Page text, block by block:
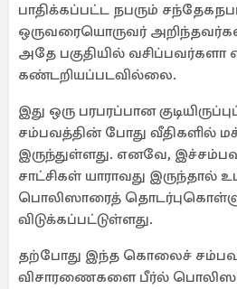
பாதிக்கப்பட்ட நபரும்
ஒருவரையொருவர்
அதே பகுதியில்
கண்டறியப்படவில்லை.
இது ஒரு பரபரப்பான
சம்பவத்தின் போது வீதிகளில்
இருந்துள்ளது. எனவே,
சாட்சிகள் யாராவது இருந்தால்
பொலிஸாரைத்
விடுக்கப்பட்டுள்ளது.
தற்போது இந்த கொலைச்
விசாரணைகளை பீர்ல்